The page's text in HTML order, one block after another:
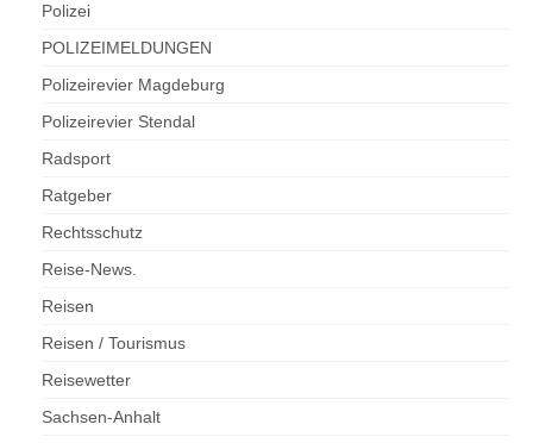
Polizei
POLIZEIMELDUNGEN
Polizeirevier Magdeburg
Polizeirevier Stendal
Radsport
Ratgeber
Rechtsschutz
Reise-News.
Reisen
Reisen / Tourismus
Reisewetter
Sachsen-Anhalt